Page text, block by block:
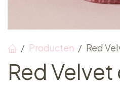
Producten Red
Red